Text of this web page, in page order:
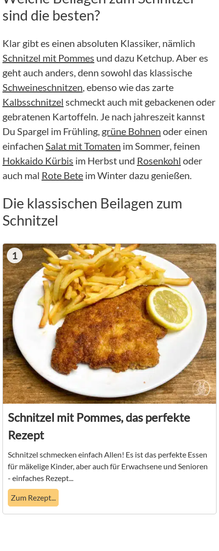
sind die besten?
Klar gibt es einen absoluten Klassiker, nämlich
Schnitzel mit Pommes und dazu Ketchup. Aber es
geht auch anders, denn sowohl das klassische
Schweineschnitzen , ebenso wie das zarte
Kalbsschnitzel schmeckt auch mit gebackenen oder
gebratenen Kartoffeln. Je nach jahreszeit kannst
Du Spargel im Frühling, grüne Bohnen oder einen
einfachen Salat mit Tomaten im Sommer, feinen
Hokkaido Kürbis im Herbst und Rosenkohl oder
auch mal Rote Bete im Winter dazu genießen.
Die klassischen Beilagen zum
Schnitzel
1
Schnitzel mit Pommes, das perfekte
Rezept
Schnitzel schmecken einfach Allen! Es ist das perfekte Essen
für mäkelige Kinder, aber auch für Erwachsene und Senioren
- einfaches Rezept...
Zum Rezept...